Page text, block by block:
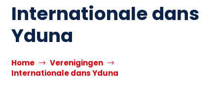
Internationale dans
Yduna
Home
Verenigingen
Internationale dans Yduna